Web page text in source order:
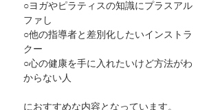
○ヨガやピラティスの知識にプラスアル
ファし
○他の指導者と差別化したいインストラ
クー
○心の健康を手に入れたいけど方法がわ
からない人
におすすめな内容となっています。